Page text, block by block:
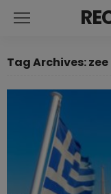
Tag Archives: zee